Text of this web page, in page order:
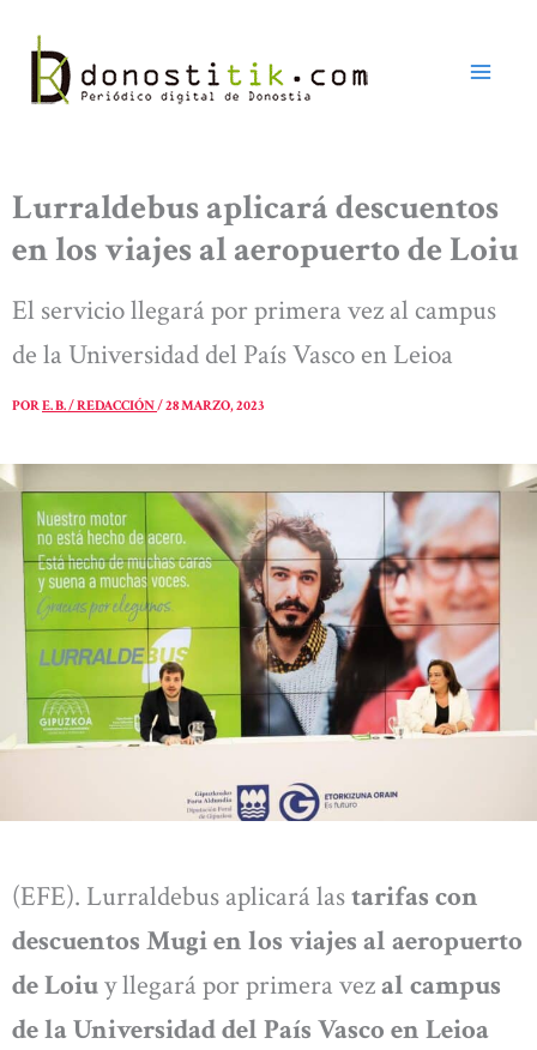
contenido
Lurraldebus aplicará descuentos
en los viajes al aeropuerto de Loiu
El servicio llegará por primera vez al campus
de la Universidad del País Vasco en Leioa
PORE. B. / REDACCIÓN/28 MARZO, 2023
(EFE). Lurraldebus aplicará lastarifas con
descuentos Mugi en los viajes al aeropuerto
de Loiuy llegará por primera vezal campus
de la Universidad del País Vasco en Leioa